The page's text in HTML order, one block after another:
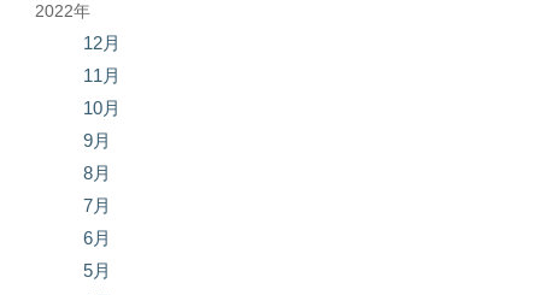
2022年
12月
11月
10月
9月
8月
7月
6月
5月